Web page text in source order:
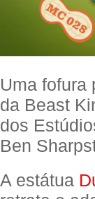
Uma fofura
da Beast
dos
Ben
A estátua